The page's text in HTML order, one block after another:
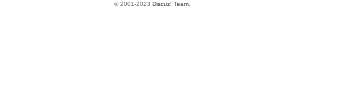
© 2001-2023 Discuz! Team